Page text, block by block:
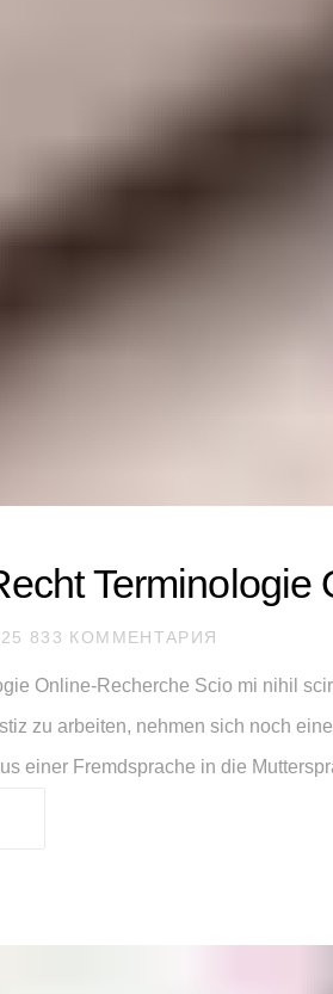
Terminologie
25 833 КОММЕНТАРИЯ
Online-Recherche Scio mi nihil
zu arbeiten, nehmen sich noch
einer Fremdsprache in die